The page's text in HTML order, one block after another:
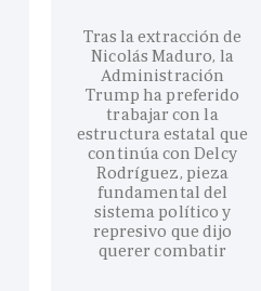
Tras la extracción de
Nicolás Maduro, la
Administración
Trump ha preferido
trabajar con la
estructura estatal que
continúa con Delcy
Rodríguez, pieza
fundamental del
sistema político y
represivo que dijo
querer combatir